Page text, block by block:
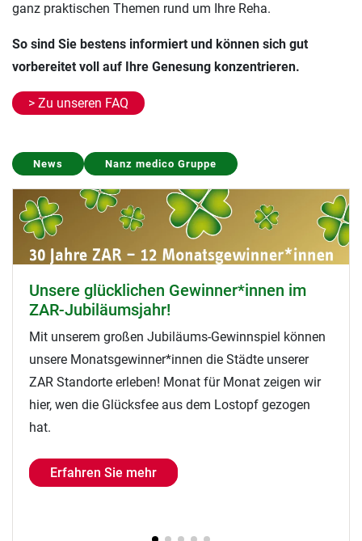
ganz praktischen Themen rund um Ihre Reha.
So sind Sie bestens informiert und können sich gut
vorbereitet voll auf Ihre Genesung konzentrieren.
> Zu unseren FAQ
Presse Nanz medico Gruppe
Magazin Wirtschaftsforum: Interview mit
Markus Frenzer
In der Juni-Ausgabe des Wirtschaftsmagazins ist
unter dem Titel "Näher am Leben" ein Interview mit
dem CEO der Nanz medico GmbH & Co. KG über die
Zukunft der Reha erschienen. Jetzt reinlesen!